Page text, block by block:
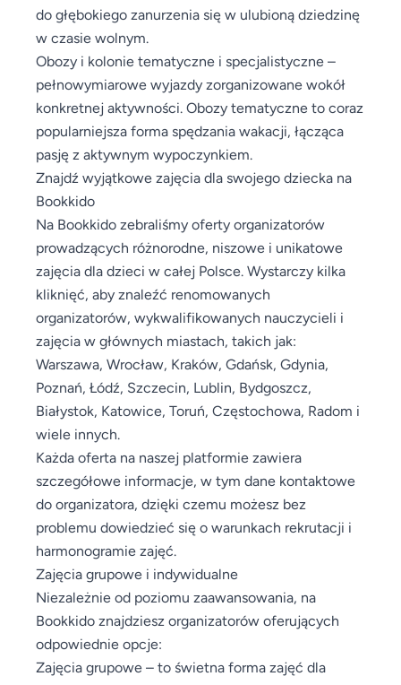
do głębokiego zanurzenia się w ulubioną dziedzinę
w czasie wolnym.
Obozy i kolonie tematyczne i specjalistyczne –
pełnowymiarowe wyjazdy zorganizowane wokół
konkretnej aktywności. Obozy tematyczne to coraz
popularniejsza forma spędzania wakacji, łącząca
pasję z aktywnym wypoczynkiem.
Znajdź wyjątkowe zajęcia dla swojego dziecka na
Bookkido
Na Bookkido zebraliśmy oferty organizatorów
prowadzących różnorodne, niszowe i unikatowe
zajęcia dla dzieci w całej Polsce. Wystarczy kilka
kliknięć, aby znaleźć renomowanych
organizatorów, wykwalifikowanych nauczycieli i
zajęcia w głównych miastach, takich jak:
Warszawa, Wrocław, Kraków, Gdańsk, Gdynia,
Poznań, Łódź, Szczecin, Lublin, Bydgoszcz,
Białystok, Katowice, Toruń, Częstochowa, Radom i
wiele innych.
Każda oferta na naszej platformie zawiera
szczegółowe informacje, w tym dane kontaktowe
do organizatora, dzięki czemu możesz bez
problemu dowiedzieć się o warunkach rekrutacji i
harmonogramie zajęć.
Zajęcia grupowe i indywidualne
Niezależnie od poziomu zaawansowania, na
Bookkido znajdziesz organizatorów oferujących
odpowiednie opcje:
Zajęcia grupowe – to świetna forma zajęć dla